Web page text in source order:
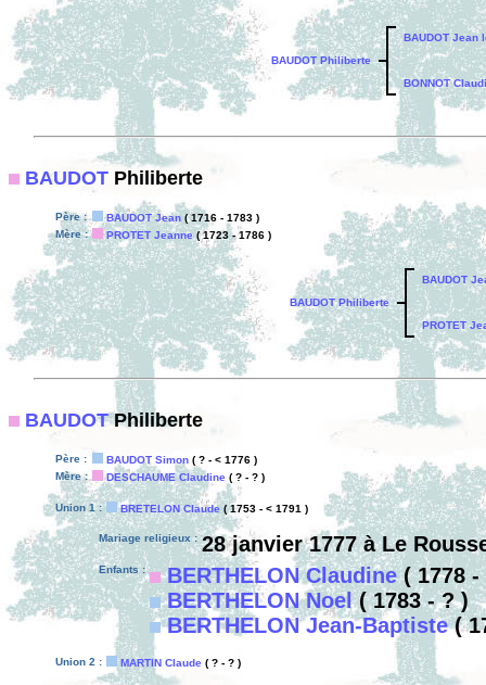
BAUDOT Philiberte
BAUDOT Jean
BONNOT
BAUDOT Philiberte
Père : BAUDOT Jean ( 1716 - 1783 )
Mère :
PROTET Jeanne ( 1723 - 1786 )
BAUDOT Philiberte
BAUDOT
PROTET
BAUDOTPhiliberte
Père : BAUDOT Simon ( ? - < 1776 )
Mère :
DESCHAUME Claudine ( ? - ? )
Union 1 : BRETELON Claude ( 1753 - < 1791 )
Mariage religieux : 28 janvier 1777 à Le
Enfants : BERTHELON Claudine( 1778 -
BERTHELON Noel( 1783 - ? )
BERTHELON Jean-Baptiste(
Union 2 : MARTIN Claude ( ? - ? )